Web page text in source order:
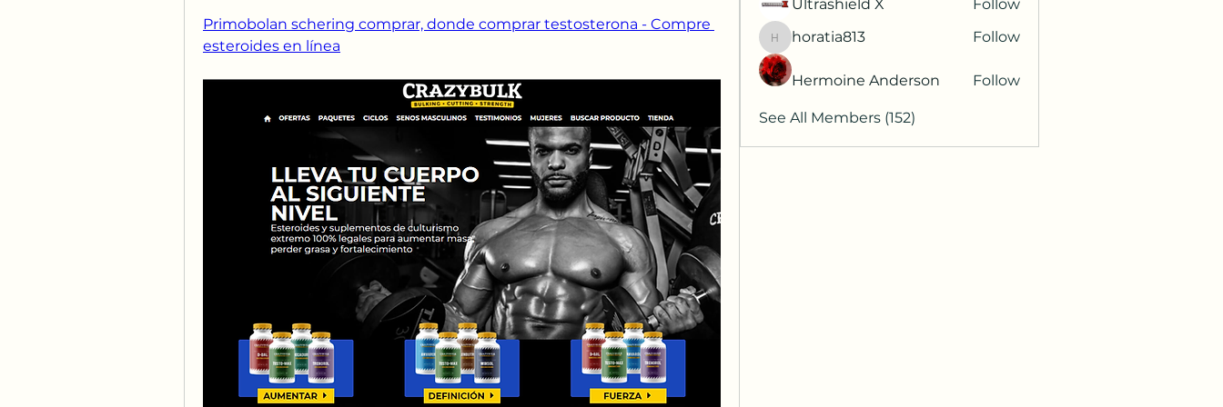
Primobolan schering comprar, donde comprar testosterona - Compre
esteroides en línea
Ultrashield X Follow
horatia813
horatia813 Follow
Hermoine Anderson Follow
See All Members (152)